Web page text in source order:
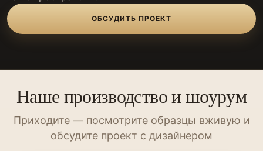
ОБСУДИТЬ ПРОЕКТ
Наше производство и шоурум
Приходите — посмотрите образцы вживую и
обсудите проект с дизайнером